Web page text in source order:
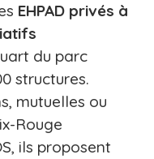
EHPAD privés à
du parc
structures.
mutuelles ou
Rouge
ils proposent